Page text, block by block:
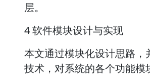
层。
4 软件模块设计与实现
本文通过模块化设计思路，
技术，对系统的各个功能模